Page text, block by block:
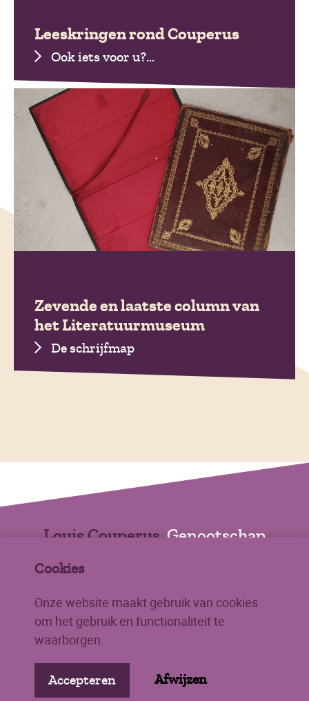
Leeskringen rond Couperus
Ook iets voor u?
Zevende en laatste column van
het Literatuurmuseum
De schrijfmap
Louis Couperus Genootschap
info@louiscouperus.nl
Cookies
Onze website maakt gebruik van cookies
om het gebruik en functionaliteit te
waarborgen.
Accepteren Afwijzen